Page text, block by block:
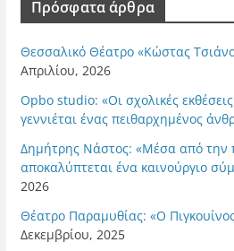
Πρόσφατα άρθρα
Θεσσαλικό Θέατρο «Κώστας
Απριλίου, 2026
Opbo studio: «Οι σχολικές
γεννιέται ένας πειθαρχημένος
Δημήτρης Νάστος: «Μέσα από την
αποκαλύπτεται ένα καινούργιο
2026
Θέατρο Παραμυθίας: «Ο
Δεκεμβρίου, 2025